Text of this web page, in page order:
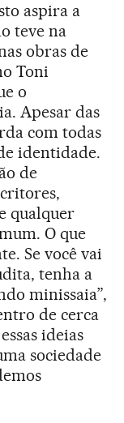
aspira a
teve na
obras de
Toni
o
Apesar das
com todas
identidade.
de
qualquer
O que
Se você vai
tenha a
minissaia”,
de cerca
ideias
sociedade